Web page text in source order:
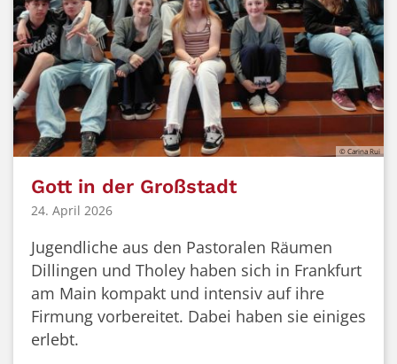
© Carina Rui
Gott in der Großstadt
24. April 2026
Jugendliche aus den Pastoralen Räumen
Dillingen und Tholey haben sich in Frankfurt
am Main kompakt und intensiv auf ihre
Firmung vorbereitet. Dabei haben sie einiges
erlebt.